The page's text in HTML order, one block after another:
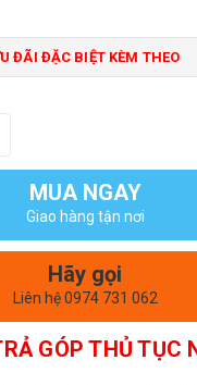
ĐÃI ĐẶC BIỆT KÈM THEO
MUA NGAY
Giao hàng tận nơi
Hãy gọi
Liên hệ 0974 731 062
GÓP THỦ TỤC